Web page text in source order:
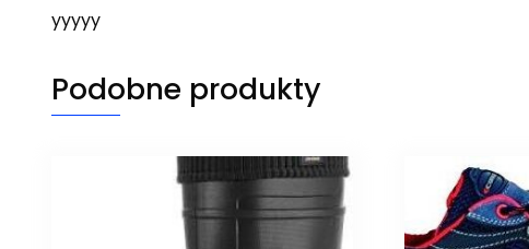
yyyyy
Podobne produkty